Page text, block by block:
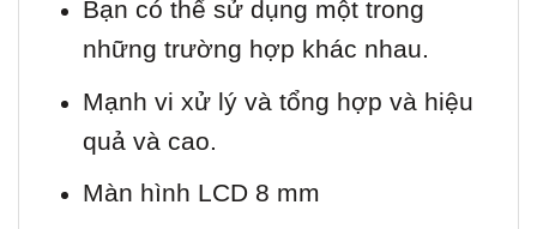
Bạn có thể sử dụng một trong
những trường hợp khác nhau.
Mạnh vi xử lý và tổng hợp và hiệu
quả và cao.
Màn hình LCD 8 mm